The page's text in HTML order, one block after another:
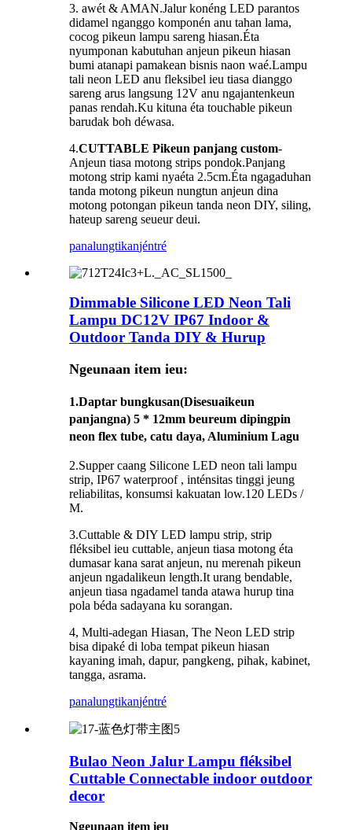
3. awét & AMAN.Jalur konéng LED parantos
didamel nganggo komponén anu tahan lama,
cocog pikeun lampu sareng hiasan.Éta
nyumponan kabutuhan anjeun pikeun hiasan
bumi atanapi pamakean bisnis naon waé.Lampu
tali neon LED anu fleksibel ieu tiasa dianggo
sareng arus langsung 12V anu ngajantenkeun
panas rendah.Ku kituna éta touchable pikeun
barudak boh déwasa.
4.CUTTABLE Pikeun panjang custom-
Anjeun tiasa motong strips pondok.Panjang
motong strip kami nyaéta 2.5cm.Éta ngagaduhan
tanda motong pikeun nungtun anjeun dina
motong potongan pikeun tanda neon DIY, siling,
hateup sareng seueur deui.
panalungtikanjéntré
Dimmable Silicone LED Neon Tali
Lampu DC12V IP67 Indoor &
Outdoor Tanda DIY & Hurup
Ngeunaan item ieu:
1.Daptar bungkusan(Disesuaikeun
panjangna) 5 * 12mm beureum dipingpin
neon flex tube, catu daya, Aluminium Lagu
2.Supper caang Silicone LED neon tali lampu
strip, IP67 waterproof , inténsitas tinggi jeung
reliabilitas, konsumsi kakuatan low.120 LEDs /
M.
3.Cuttable & DIY LED lampu strip, strip
fléksibel ieu cuttable, anjeun tiasa motong éta
dumasar kana sarat anjeun, nu merenah pikeun
anjeun ngadalikeun length.It urang bendable,
anjeun tiasa ngadamel tanda atawa hurup tina
pola béda sadayana ku sorangan.
4, Multi-adegan Hiasan, The Neon LED strip
bisa dipaké di loba tempat pikeun hiasan
kayaning imah, dapur, pangkeng, pihak, kabinet,
tangga, asrama.
panalungtikanjéntré
Bulao Neon Jalur Lampu fléksibel
Cuttable Connectable indoor outdoor
decor
Ngeunaan item ieu